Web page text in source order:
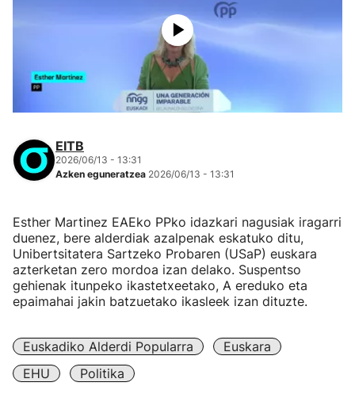
EITB
2026/06/13 - 13:31
Azken eguneratzea 2026/06/13 - 13:31
Esther Martinez EAEko PPko idazkari nagusiak iragarri
duenez, bere alderdiak azalpenak eskatuko ditu,
Unibertsitatera Sartzeko Probaren (USaP) euskara
azterketan zero mordoa izan delako. Suspentso
gehienak itunpeko ikastetxeetako, A ereduko eta
epaimahai jakin batzuetako ikasleek izan dituzte.
Euskadiko Alderdi Popularra
Euskara
EHU
Politika